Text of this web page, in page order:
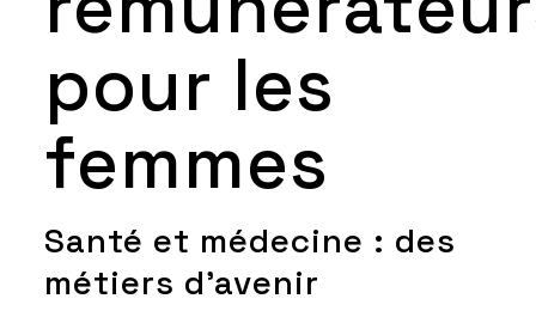
pour les
femmes
Santé et médecine : des
métiers d’avenir